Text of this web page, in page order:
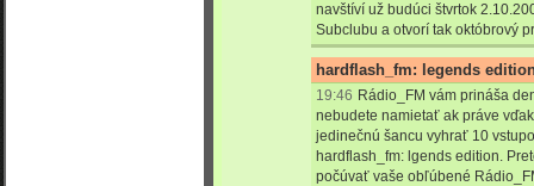
navštíví už budúci štvrtok
Subclubu a otvorí tak októbrový
hardflash_fm: legends
19:46 Rádio_FM vám prináša
nebudete namietať ak práve
jedinečnú šancu vyhrať 10
hardflash_fm: lgends edition.
počúvať vaše obľúbené